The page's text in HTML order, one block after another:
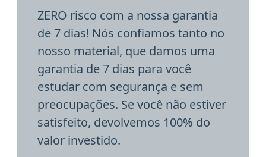
ZERO risco com a nossa garantia
de 7 dias! Nós confiamos tanto no
nosso material, que damos uma
garantia de 7 dias para você
estudar com segurança e sem
preocupações. Se você não estiver
satisfeito, devolvemos 100% do
valor investido.